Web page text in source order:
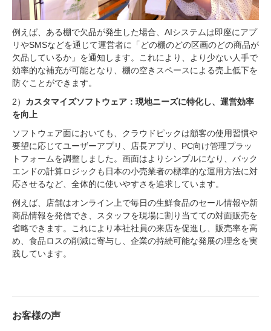
例えば、ある棚で欠品が発生した場合、AIシステムは即座にアプ
リやSMSなどを通じて運営者に「どの棚のどの区画のどの商品が
欠品しているか」を通知します。これにより、より少ない人手で
効率的な補充が可能となり、棚の空きスペースによる売上低下を
防ぐことができます。
2） カスタマイズソフトウェア：現地ニーズに特化し、運営効率
を向上
ソフトウェア面においても、クラウドピックは顧客の使用習慣や
要望に応じてユーザーアプリ、店長アプリ、PC向け管理プラッ
トフォームを調整しました。画面はよりシンプルになり、バック
エンドの計算ロジックも日本の小売業者の標準的な運用方法に対
応させるなど、全体的に使いやすさを追求しています。
例えば、店舗はオンライン上で毎日の生鮮食品のセール情報や新
商品情報を発信でき、スタッフを現場に割り当てての対面販売を
省略できます。これにより本社社員の来店を促進し、販売率を高
め、食品ロスの削減に寄与し、企業の持続可能な発展の理念を実
践しています。
お客様の声